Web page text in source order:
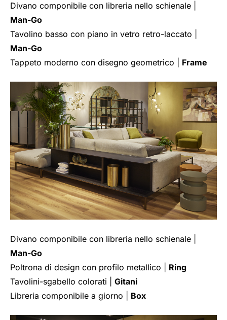
Divano componibile con libreria nello schienale |
Man-Go
Tavolino basso con piano in vetro retro-laccato |
Man-Go
Tappeto moderno con disegno geometrico | Frame
Divano componibile con libreria nello schienale |
Man-Go
Poltrona di design con profilo metallico | Ring
Tavolini-sgabello colorati | Gitani
Libreria componibile a giorno | Box